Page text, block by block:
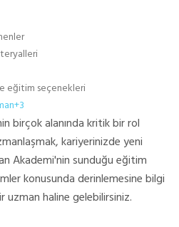
eğitim seçenekleri
birçok alanında kritik bir rol
kariyerinizde yeni
Akademi'nin sunduğu eğitim
konusunda derinlemesine bilgi
uzman haline gelebilirsiniz.